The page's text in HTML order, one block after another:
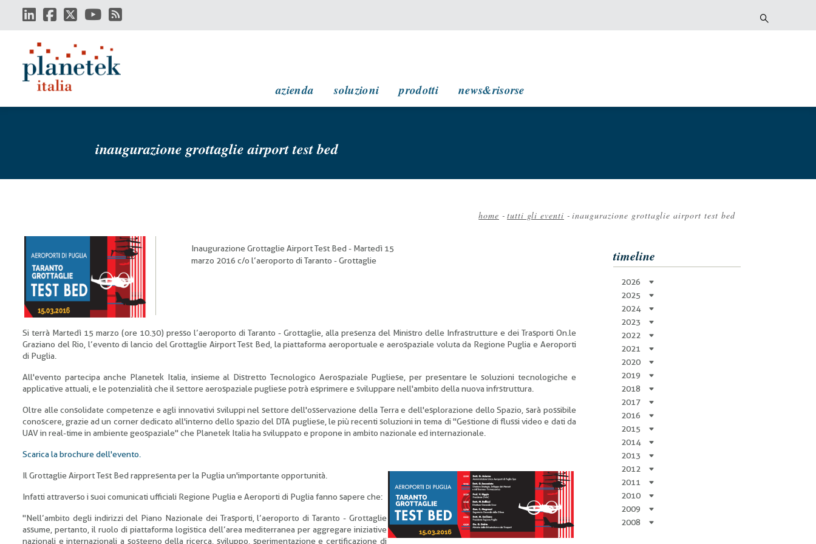
contenuto
azienda soluzioni prodotti news&risorse
inaugurazione grottaglie airport test bed
home - tutti gli eventi - inaugurazione grottaglie airport test bed
Inaugurazione Grottaglie Airport Test Bed - Martedì 15
marzo 2016 c/o l’aeroporto di Taranto - Grottaglie
Si terrà Martedì 15 marzo (ore 10.30) presso l’aeroporto di Taranto - Grottaglie, alla presenza del Ministro delle Infrastrutture e dei Trasporti On.le
Graziano del Rio, l’evento di lancio del Grottaglie Airport Test Bed, la piattaforma aeroportuale e aerospaziale voluta da Regione Puglia e Aeroporti
di Puglia.
All'evento partecipa anche Planetek Italia, insieme al Distretto Tecnologico Aerospaziale Pugliese, per presentare le soluzioni tecnologiche e
applicative attuali, e le potenzialità che il settore aerospaziale pugliese potrà esprimere e sviluppare nell'ambito della nuova infrstruttura.
Oltre alle consolidate competenze e agli innovativi sviluppi nel settore dell'osservazione della Terra e dell'esplorazione dello Spazio, sarà possibile
conoscere, grazie ad un corner dedicato all'interno dello spazio del DTA pugliese, le più recenti soluzioni in tema di "Gestione di flussi video e dati da
UAV in real-time in ambiente geospaziale" che Planetek Italia ha sviluppato e propone in ambito nazionale ed internazionale.
Scarica la brochure dell'evento.
Il Grottaglie Airport Test Bed rappresenta per la Puglia un'importante opportunità.
Infatti attraverso i suoi comunicati ufficiali Regione Puglia e Aeroporti di Puglia fanno sapere che:
"Nell’ambito degli indirizzi del Piano Nazionale dei Trasporti, l’aeroporto di Taranto - Grottaglie
assume, pertanto, il ruolo di piattaforma logistica dell’area mediterranea per aggregare iniziative
nazionali e internazionali a sostegno della ricerca, sviluppo, sperimentazione e certificazione di
timeline
2026
2025
2024
2023
2022
2021
2020
2019
2018
2017
2016
2015
2014
2013
2012
2011
2010
2009
2008